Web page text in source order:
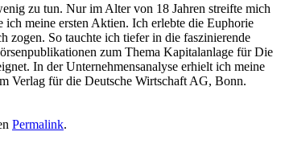
zu tun. Nur im Alter von 18 Jahren streifte mich
meine ersten Aktien. Ich erlebte die Euphorie
zogen. So tauchte ich tiefer in die faszinierende
zum Thema Kapitalanlage für Die
In der Unternehmensanalyse erhielt ich meine
Verlag für die Deutsche Wirtschaft AG, Bonn.
Permalink.